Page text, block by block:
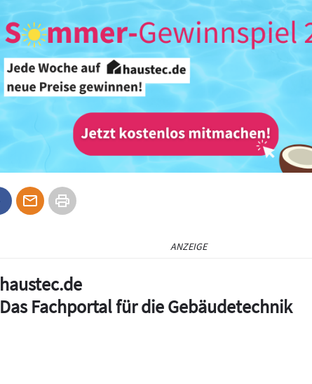
ANZEIGE
haustec.de
Das Fachportal für die Gebäudetechnik